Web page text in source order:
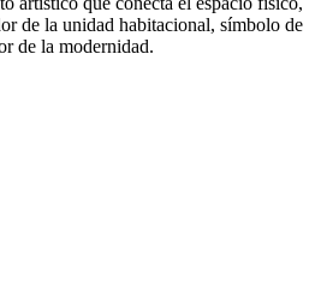
de la unidad habitacional, símbolo de
de la modernidad.